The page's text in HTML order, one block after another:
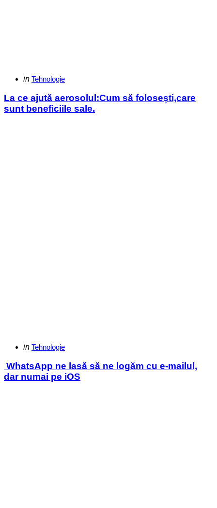
Categories
Posted
in Tehnologie
La ce ajută aerosolul:Cum să folosești,care
sunt beneficiile sale.
Categories
Posted
in Tehnologie
WhatsApp ne lasă să ne logăm cu e-mailul,
dar numai pe iOS